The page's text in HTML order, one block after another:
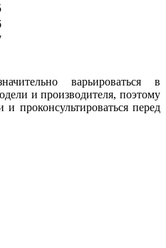
варьироваться в
и производителя, поэтому
и проконсультироваться перед